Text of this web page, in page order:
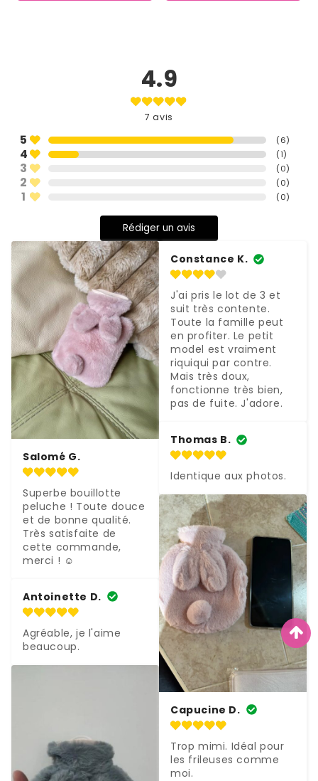
4.9
7 avis
5 (6)
4 (1)
3 (0)
2 (0)
1 (0)
Rédiger un avis
Salomé G.
Superbe bouillotte
peluche ! Toute douce
et de bonne qualité.
Très satisfaite de
cette commande,
merci ! ☺️
Antoinette D.
Agréable, je l'aime
beaucoup.
Constance K.
J'ai pris le lot de 3 et
suit très contente.
Toute la famille peut
en profiter. Le petit
model est vraiment
riquiqui par contre.
Mais très doux,
fonctionne très bien,
pas de fuite. J'adore.
Thomas B.
Identique aux photos.
Capucine D.
Trop mimi. Idéal pour
les frileuses comme
moi.